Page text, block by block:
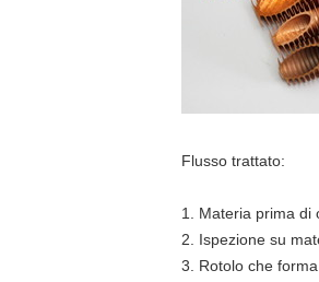
Flusso trattato:
1. Materia prima di
2. Ispezione su
3. Rotolo che